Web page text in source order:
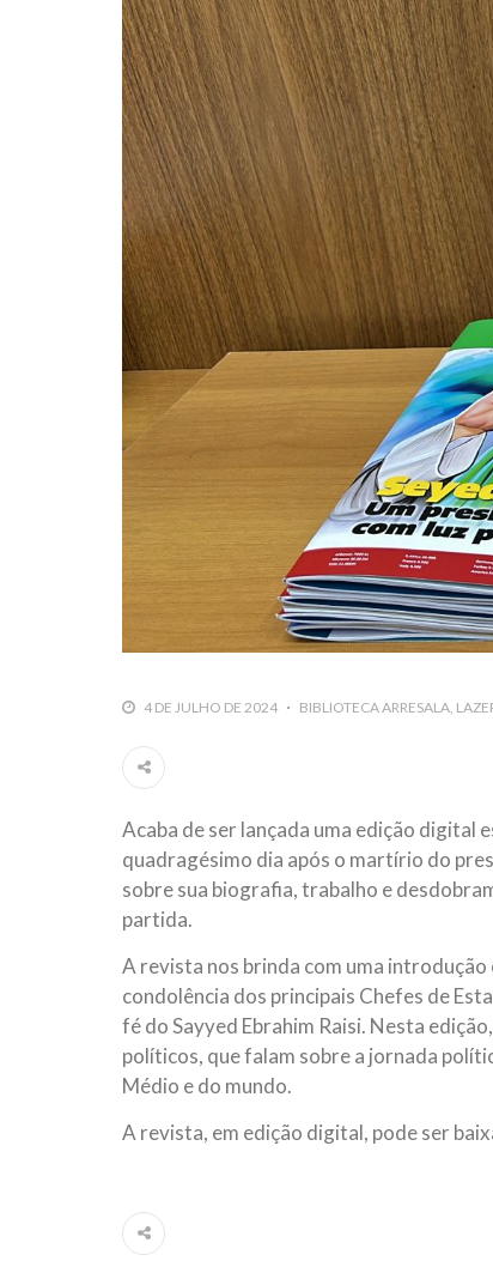
10 DE NOVEMBRO DE 2013
Falecimento do Imam Ali Ibn
Em nome de Deus, o Clemente, o
relembramos o martírio do quarto Imam
Hussein Ibn Ali Ibn Abi Táleb (A.S.),
4 DE JULHO DE 2024 BIBLIOTECA ARRESALA
Acaba de ser lançada uma edição digital
quadragésimo dia após o martírio do
sobre sua biografia, trabalho e
partida.
A revista nos brinda com uma
condolência dos principais Chefes de
fé do Sayyed Ebrahim Raisi. Nesta
políticos, que falam sobre a jornada
Médio e do mundo.
A revista, em edição digital, pode ser